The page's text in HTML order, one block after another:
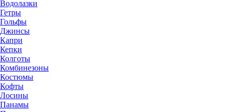
Водолазки
Гетры
Гольфы
Джинсы
Капри
Кепки
Колготы
Комбинезоны
Костюмы
Кофты
Лосины
Панамы